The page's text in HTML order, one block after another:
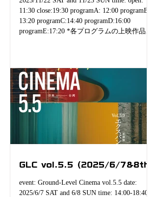
11:30 close:19:30 programA: 12:00 programB:
13:20 programC:14:40 programD:16:00
programE:17:20 *各プログラムの上映作品は
上映イベントscreening-event
GLC vol.5.5 (2025/6/7&8th)
event: Ground-Level Cinema vol.5.5 date:
2025/6/7 SAT and 6/8 SUN time: 14:00-18:40